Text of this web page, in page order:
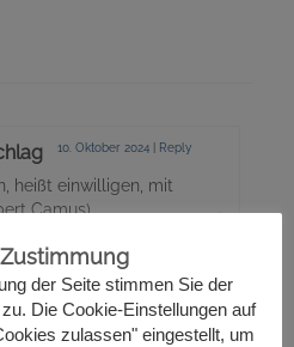
10. Oktober 2024 Reply
heißt einwilligen, mit
Camus)
alles Gute
Ottenschlag!
der Seite stimmen Sie der
Die Cookie-Einstellungen auf
zulassen" eingestellt, um